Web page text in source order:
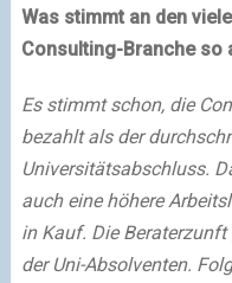
Was stimmt an den
Consulting-Branche so
Es stimmt schon, die
bezahlt als der
Universitätsabschluss.
auch eine höhere
in Kauf. Die
der Uni-Absolventen.